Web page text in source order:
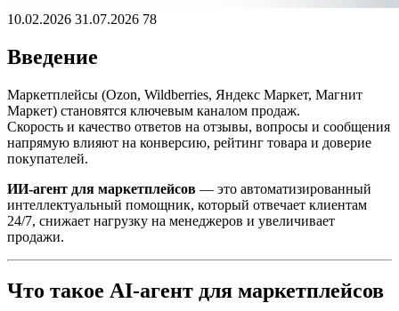
10.02.2026 31.07.2026 78
Введение
Маркетплейсы (Ozon, Wildberries, Яндекс Маркет, Магнит
Маркет) становятся ключевым каналом продаж.
Скорость и качество ответов на отзывы, вопросы и сообщения
напрямую влияют на конверсию, рейтинг товара и доверие
покупателей.
ИИ-агент для маркетплейсов — это автоматизированный
интеллектуальный помощник, который отвечает клиентам
24/7, снижает нагрузку на менеджеров и увеличивает
продажи.
Что такое AI-агент для маркетплейсов